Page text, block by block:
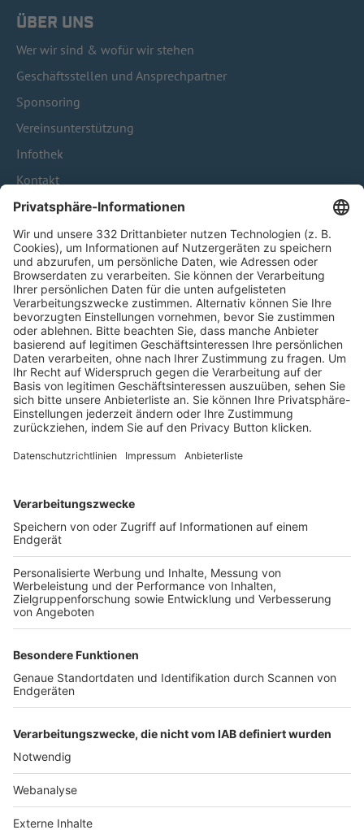
ÜBER UNS
Wer wir sind & wofür wir stehen
Geschäftsstellen und Ansprechpartner
Sponsoring
Vereinsunterstützung
Infothek
Kontakt
HÄUFIG BESUCHTE SEITEN
Pässe und Vereinswechsel
Trainerausbildung
Schulungsangebot Vereinsmitarbeiter
BFV-Geschäftsstellen
Trainerbörse
Login SpielPlus
FOLGE DEM BFV
TOP-VEREINE
TOP-PARTNER
Nutzungsbedingungen Datenschutz Impressum